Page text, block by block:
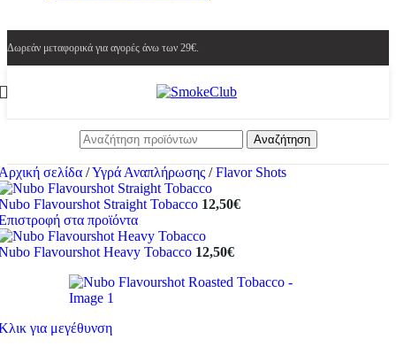
Δωρεάν μεταφορικά για αγορές άνω των 29€.
Αναζήτηση
σελίδα /Υγρά Αναπλήρωσης / Flavor Shots
Flavourshot Straight Tobacco 12,50€
στα προϊόντα
Flavourshot Heavy Tobacco 12,50€
για μεγέθυνση